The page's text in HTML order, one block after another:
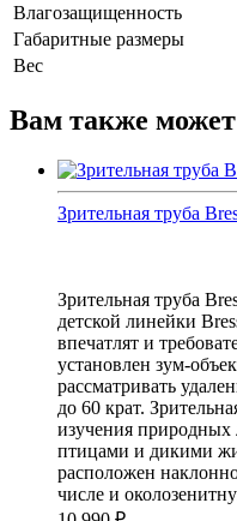
Влагозащищенность
Габаритные размеры
Вес
Вам также
Зрительная труба
Зрительная труба
детской линейки
впечатлят и
установлен зум-
рассматривать
до 60 крат.
изучения
птицами и дикими
расположен
числе и